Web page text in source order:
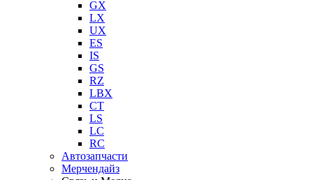
GX
LX
UX
ES
IS
GS
RZ
LBX
CT
LS
LC
RC
Автозапчасти
Мерчендайз